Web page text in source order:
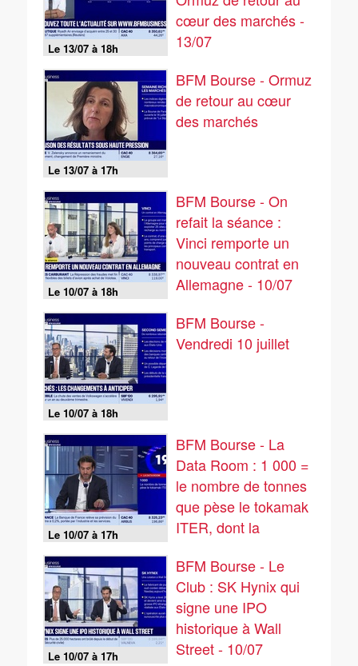
Le 13/07 à 18h
cœur des marchés -
13/07
Le 13/07 à 17h
BFM Bourse - Ormuz
de retour au cœur
des marchés
Le 10/07 à 18h
BFM Bourse - On
refait la séance :
Vinci remporte un
nouveau contrat en
Allemagne - 10/07
Le 10/07 à 18h
BFM Bourse -
Vendredi 10 juillet
Le 10/07 à 17h
BFM Bourse - La
Data Room : 1 000 =
le nombre de tonnes
que pèse le tokamak
ITER, dont la
aimant géant a été
posée cette semaine
- 10/07
Le 10/07 à 17h
BFM Bourse - Le
Club : SK Hynix qui
signe une IPO
historique à Wall
Street - 10/07